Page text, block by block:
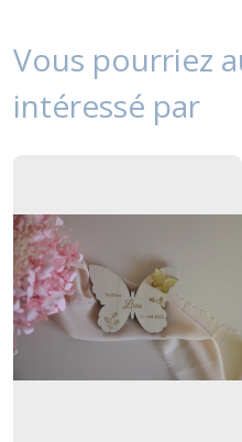
Vous pourriez
intéressé par